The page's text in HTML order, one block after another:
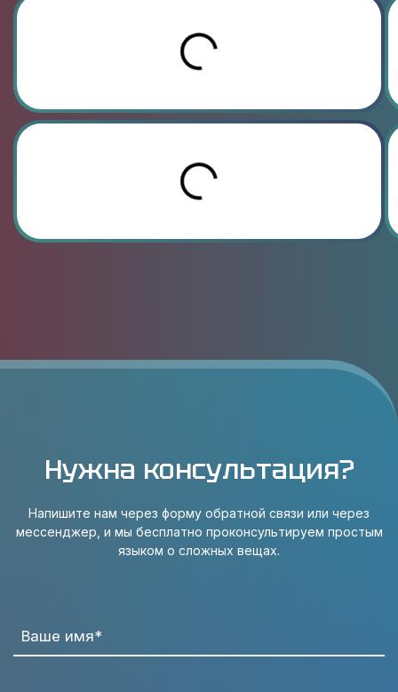
Нужна консультация?
Напишите нам через форму обратной связи или через
мессенджер, и мы бесплатно проконсультируем простым
языком о сложных вещах.
Ваше имя*